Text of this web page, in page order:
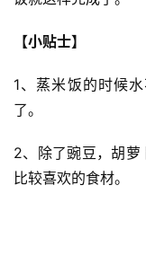
【小贴士】
1、蒸米饭的时候
了。
2、除了豌豆，胡
比较喜欢的食材。